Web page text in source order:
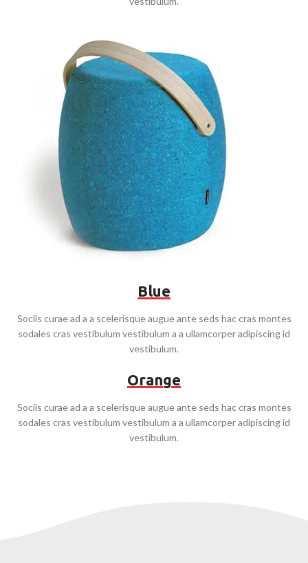
Blue
Sociis curae ad a a scelerisque augue ante seds hac cras montes
sodales cras vestibulum vestibulum a a ullamcorper adipiscing id
vestibulum.
Orange
Sociis curae ad a a scelerisque augue ante seds hac cras montes
sodales cras vestibulum vestibulum a a ullamcorper adipiscing id
vestibulum.